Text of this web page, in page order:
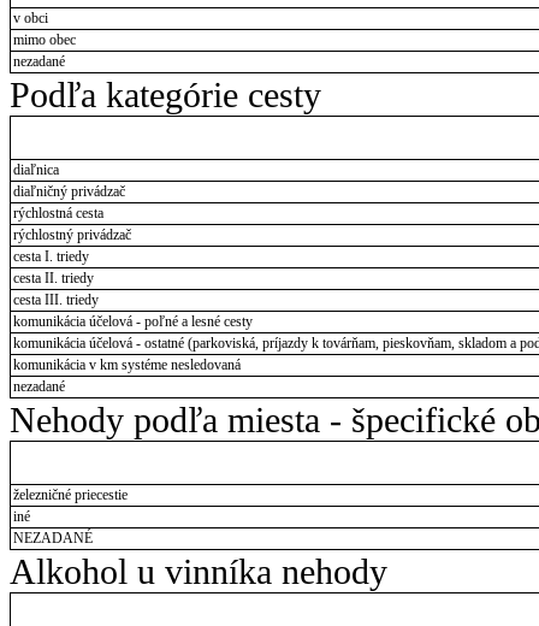
v obci
mimo obec
nezadané
Podľa kategórie cesty
diaľnica
diaľničný privádzač
rýchlostná cesta
rýchlostný privádzač
cesta I. triedy
cesta II. triedy
cesta III. triedy
komunikácia účelová - poľné a lesné cesty
komunikácia účelová - ostatné (parkoviská, príjazdy k továrňam, pieskovňam, skladom a
komunikácia v km systéme nesledovaná
nezadané
Nehody podľa miesta - špecifické
železničné priecestie
iné
NEZADANÉ
Alkohol u vinníka nehody